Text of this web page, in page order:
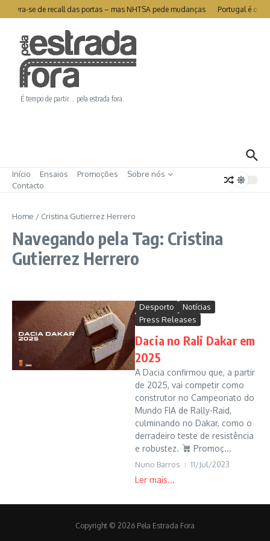
Ir para o conteúdo
livra-se de recall das portas – mas NHTSA pede mudanças Portugal é o
É tempo de partir… pela estrada fora.
Início Ensaios Promoções
Sobre nós
Contacto
Home / Cristina Gutierrez Herrero
Navegando pela Tag: Cristina
Gutierrez Herrero
Desporto
Notícias
Press Releases
Dacia no Rali Dakar em
2025
A Dacia confirmou que, a partir
de 2025, vai competir como
construtor no Campeonato do
Mundo FIA de Rally-Raid,
culminando no Dakar, como o
derradeiro teste de resistência
e robustez.
Promoç...
Nuno Barros 11/Jul/2023
Copyright © 2026 Pela Estrada Fora